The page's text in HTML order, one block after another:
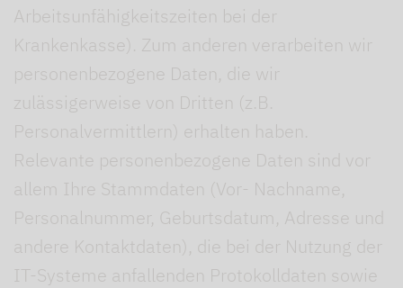
Arbeitsunfähigkeitszeiten bei der
Krankenkasse). Zum anderen verarbeiten wir
personenbezogene Daten, die wir
zulässigerweise von Dritten (z.B.
Personalvermittlern) erhalten haben.
Relevante personenbezogene Daten sind vor
allem Ihre Stammdaten (Vor- Nachname,
Personalnummer, Geburtsdatum, Adresse und
andere Kontaktdaten), die bei der Nutzung der
IT-Systeme anfallenden Protokolldaten sowie